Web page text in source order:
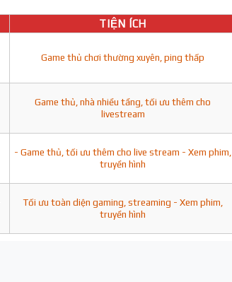
TIỆN ÍCH
Game thủ chơi thường xuyên, ping thấp
Game thủ, nhà nhiều tầng, tối ưu thêm cho
livestream
- Game thủ, tối ưu thêm cho live stream - Xem phim,
truyền hình
Tối ưu toàn diện gaming, streaming - Xem phim,
truyền hình